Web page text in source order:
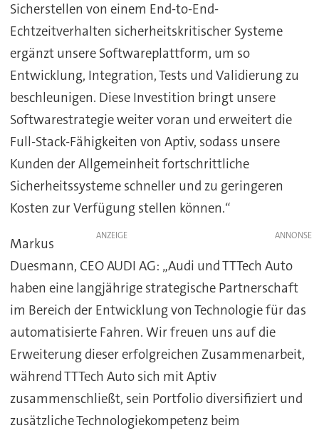
Sicherstellen von einem End-to-End-
Echtzeitverhalten sicherheitskritischer Systeme
ergänzt unsere Softwareplattform, um so
Entwicklung, Integration, Tests und Validierung zu
beschleunigen. Diese Investition bringt unsere
Softwarestrategie weiter voran und erweitert die
Full-Stack-Fähigkeiten von Aptiv, sodass unsere
Kunden der Allgemeinheit fortschrittliche
Sicherheitssysteme schneller und zu geringeren
Kosten zur Verfügung stellen können.“
ANZEIGE
Markus
Duesmann, CEO AUDI AG: „Audi und TTTech Auto
haben eine langjährige strategische Partnerschaft
im Bereich der Entwicklung von Technologie für das
automatisierte Fahren. Wir freuen uns auf die
Erweiterung dieser erfolgreichen Zusammenarbeit,
während TTTech Auto sich mit Aptiv
zusammenschließt, sein Portfolio diversifiziert und
zusätzliche Technologiekompetenz beim